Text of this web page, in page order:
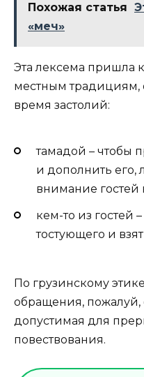
Похожая статья
«меч»
Эта лексема пришла
местным традициям,
время застолий:
тамадой – чтобы
и дополнить его,
внимание гостей
кем-то из гостей
тостующего и
По грузинскому
обращения, пожалуй,
допустимая для
повествования.